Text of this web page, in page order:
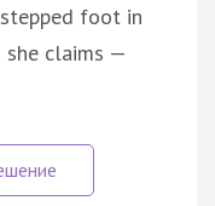
foot in
she claims —